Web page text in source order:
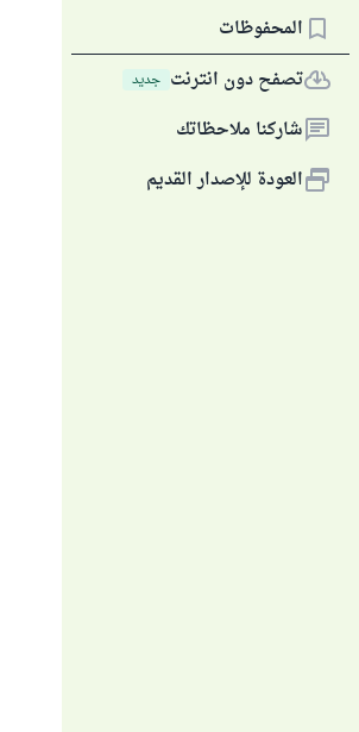
المحفوظات
تصفح دون انترنت جديد
شاركنا ملاحظاتك
العودة للإصدار القديم